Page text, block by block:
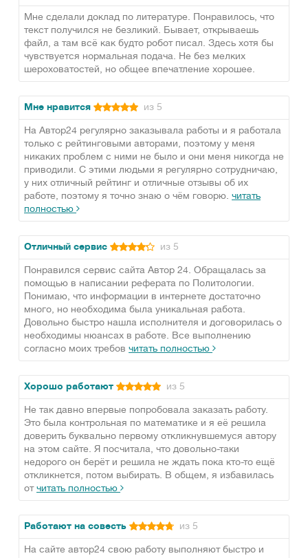
Мне сделали доклад по литературе. Понравилось, что
текст получился не безликий. Бывает, открываешь
файл, а там всё как будто робот писал. Здесь хотя бы
чувствуется нормальная подача. Не без мелких
шероховатостей, но общее впечатление хорошее.
Мне нравится из 5
На Автор24 регулярно заказывала работы и я работала
только с рейтинговыми авторами, поэтому у меня
никаких проблем с ними не было и они меня никогда не
приводили. С этими людьми я регулярно сотрудничаю,
у них отличный рейтинг и отличные отзывы об их
работе, поэтому я точно знаю о чём говорю. читать
полностью
Отличный сервис из 5
Понравился сервис сайта Автор 24. Обращалась за
помощью в написании реферата по Политологии.
Понимаю, что информации в интернете достаточно
много, но необходима была уникальная работа.
Довольно быстро нашла исполнителя и договорилась о
необходимы нюансах в работе. Все выполнению
согласно моих требов читать полностью
Хорошо работают из 5
Не так давно впервые попробовала заказать работу.
Это была контрольная по математике и я её решила
доверить буквально первому откликнувшемуся автору
на этом сайте. Я посчитала, что довольно-таки
недорого он берёт и решила не ждать пока кто-то ещё
откликнется, потом выбирать. В общем, я избавилась
от читать полностью
Работают на совесть из 5
На сайте автор24 свою работу выполняют быстро и